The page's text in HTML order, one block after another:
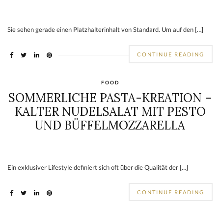
Sie sehen gerade einen Platzhalterinhalt von Standard. Um auf den […]
CONTINUE READING
FOOD
SOMMERLICHE PASTA-KREATION –
KALTER NUDELSALAT MIT PESTO
UND BÜFFELMOZZARELLA
Ein exklusiver Lifestyle definiert sich oft über die Qualität der […]
CONTINUE READING